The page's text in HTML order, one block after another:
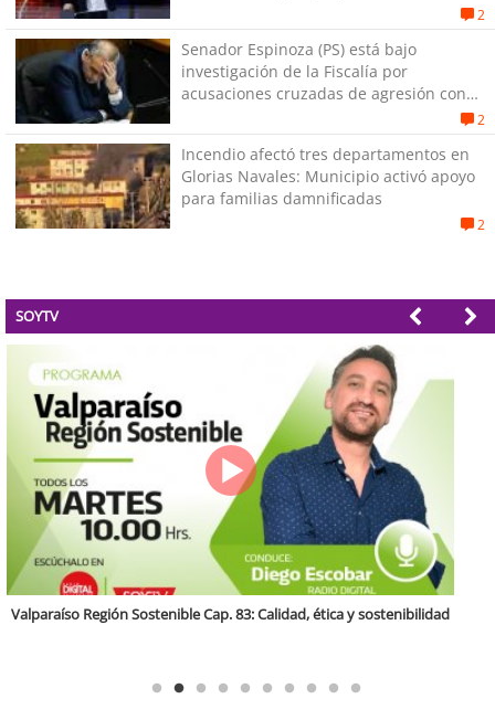
2
Senador Espinoza (PS) está bajo
investigación de la Fiscalía por
acusaciones cruzadas de agresión con
2
Incendio afectó tres departamentos en
Glorias Navales: Municipio activó apoyo
para familias damnificadas
2
SOYTV